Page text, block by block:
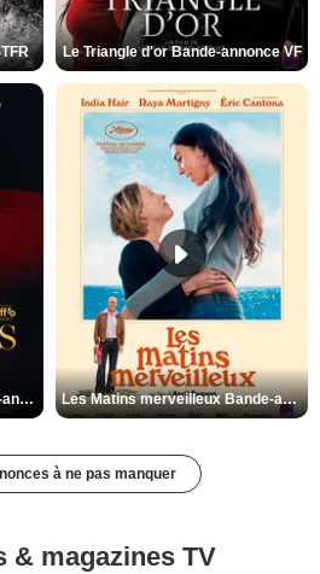
Le Triangle d'or Bande-annonce VF
Les Silences de Riyad Bande-annonce VO STFR Les Matins merveilleux Bande-annonce VF
à ne pas manquer
& magazines TV